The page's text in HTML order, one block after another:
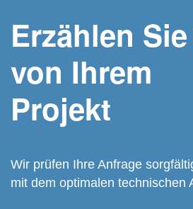
Erzählen
von Ihrem
Projekt
Wir prüfen Ihre Anfrage
mit dem optimalen technischen